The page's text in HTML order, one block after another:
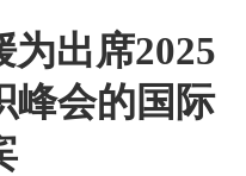
为出席2025
峰会的国际